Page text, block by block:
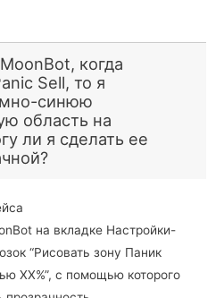
когда
Sell, то я
синюю
область на
ли я сделать ее
на вкладке Настройки-
“Рисовать зону Паник
ХХ%”, с помощью которого